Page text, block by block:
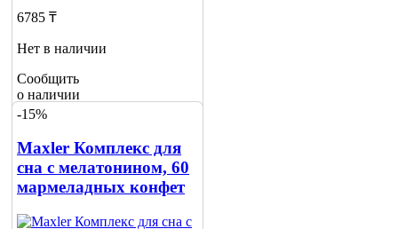
6785 ₸
Нет в наличии
Сообщить
о наличии
2
-15%
Maxler Комплекс для
сна с мелатонином, 60
мармеладных конфет